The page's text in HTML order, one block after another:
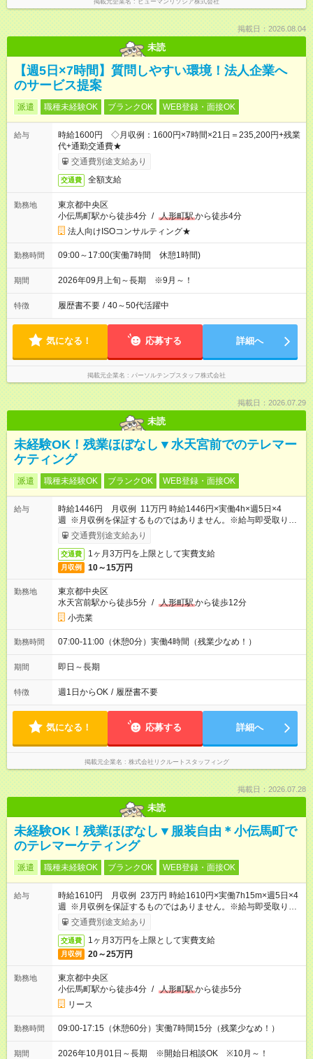
掲載元企業名 ヒューマンリソシア株式会社
掲載日：2026.08.04
未読
【週5日×7時間】質問しやすい環境！法人企業へ
のサービス提案
派遣 職種未経験OK ブランクOK WEB登録・面接OK
給与
時給1600円 ◇月収例：1600円×7時間×21日＝235,200円+残業
代+通勤交通費★
交通費別途支給あり
交通費 全額支給
勤務地
東京都中央区
小伝馬町駅から徒歩4分 / 人形町駅から徒歩4分
法人向けISOコンサルティング★
勤務時間 09:00～17:00(実働7時間 休憩1時間)
期間 2026年09月上旬～長期 ※9月～！
特徴 履歴書不要 / 40～50代活躍中
気になる！ 応募する 詳細へ
掲載元企業名 パーソルテンプスタッフ株式会社
掲載日：2026.07.29
未読
未経験OK！残業ほぼなし▼水天宮前でのテレマー
ケティング
派遣 職種未経験OK ブランクOK WEB登録・面接OK
給与
時給1446円 月収例 11万円 時給1446円×実働4h×週5日×4
週 ※月収例を保証するものではありません。※給与即受取りサ
ービス利用可（利用条件有）
交通費別途支給あり
交通費 1ヶ月3万円を上限として実費支給
月収例 10～15万円
勤務地
東京都中央区
水天宮前駅から徒歩5分 / 人形町駅から徒歩12分
小売業
勤務時間 07:00-11:00（休憩0分）実働4時間（残業少なめ！）
期間 即日～長期
特徴 週1日からOK / 履歴書不要
気になる！ 応募する 詳細へ
掲載元企業名 株式会社リクルートスタッフィング
掲載日：2026.07.28
未読
未経験OK！残業ほぼなし▼服装自由＊小伝馬町で
のテレマーケティング
派遣 職種未経験OK ブランクOK WEB登録・面接OK
給与
時給1610円 月収例 23万円 時給1610円×実働7h15m×週5日×4
週 ※月収例を保証するものではありません。※給与即受取りサ
ービス利用可（利用条件有）
交通費別途支給あり
交通費 1ヶ月3万円を上限として実費支給
月収例 20～25万円
勤務地
東京都中央区
小伝馬町駅から徒歩4分 / 人形町駅から徒歩5分
リース
勤務時間 09:00-17:15（休憩60分）実働7時間15分（残業少なめ！）
期間 2026年10月01日～長期 ※開始日相談OK ※10月～！